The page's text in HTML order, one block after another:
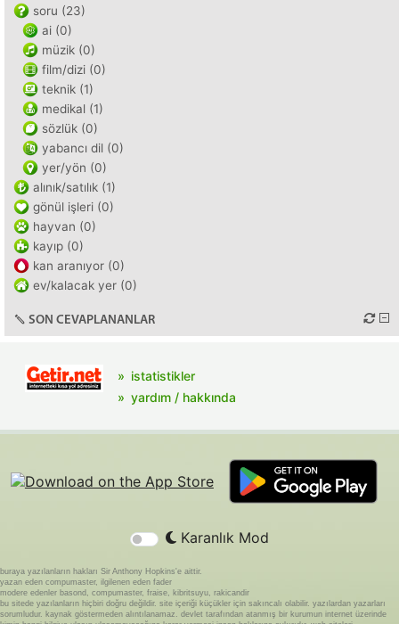
soru (23)
ai (0)
müzik (0)
film/dizi (0)
teknik (1)
medikal (1)
sözlük (0)
yabancı dil (0)
yer/yön (0)
alınık/satılık (1)
gönül işleri (0)
hayvan (0)
kayıp (0)
kan aranıyor (0)
ev/kalacak yer (0)
SON CEVAPLANANLAR
istatistikler
yardım / hakkında
Karanlık Mod
buraya yazılanların hakları Sir Anthony Hopkins'e aittir.
yazan eden compumaster, ilgilenen eden fader
modere edenler basond, compumaster, fraise, kibritsuyu, rakicandir
bu sitede yazılanların hiçbiri doğru değildir. site içeriği küçükler için sakıncalı olabilir. yazılardan yazarları
sorumludur. kaynak göstermeden alıntılanamaz. devlet tarafından atanmış bir kurumun internet üzerinde